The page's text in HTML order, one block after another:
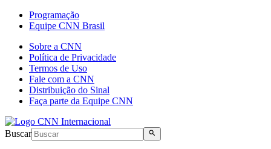
Programação
Equipe CNN Brasil
Sobre a CNN
Política de Privacidade
Termos de Uso
Fale com a CNN
Distribuição do Sinal
Faça parte da Equipe CNN
Buscar